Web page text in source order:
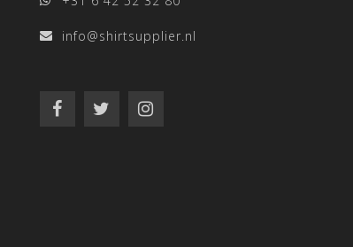
info@shirtsupplier.nl